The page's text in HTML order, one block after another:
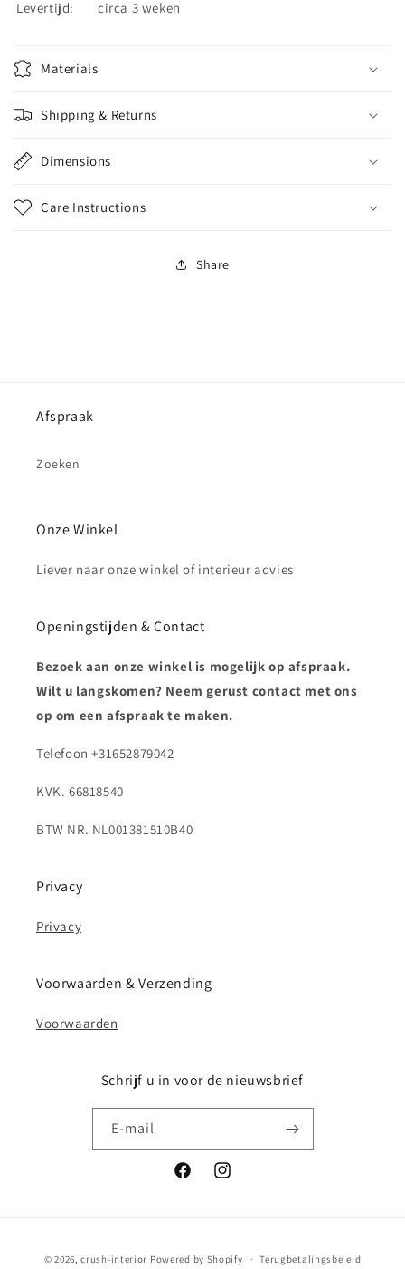
Levertijd:
circa 3 weken
Materials
Shipping & Returns
Dimensions
Care Instructions
Share
Afspraak
Zoeken
Onze Winkel
Liever naar onze winkel of interieur advies
Openingstijden & Contact
Bezoek aan onze winkel is mogelijk op afspraak.
Wilt u langskomen? Neem gerust contact met ons
op om een afspraak te maken.
Telefoon +31652879042
KVK. 66818540
BTW NR. NL001381510B40
Privacy
Privacy
Voorwaarden & Verzending
Voorwaarden
Schrijf u in voor de nieuwsbrief
E‑mail
FacebookInstagram
© 2026,crush-interior Powered by Shopify Terugbetalingsbeleid